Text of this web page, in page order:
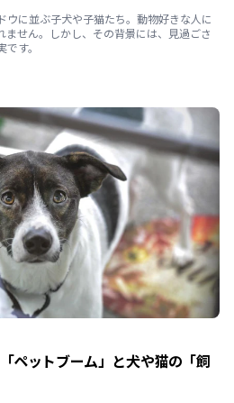
ウに並ぶ子犬や子猫たち。動物好きな人に
ません。しかし、その背景には、見過ごさ
す。
ペットブーム」と犬や猫の「飼